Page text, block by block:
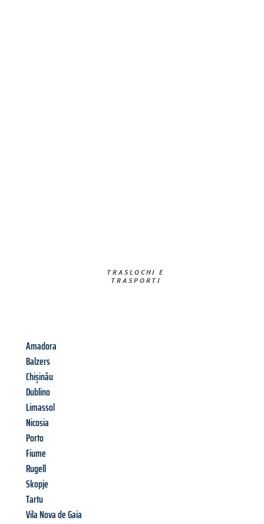
TRASLOCHI E
TRASPORTI​
Amadora
Balzers
Chișinău
Dublino
Limassol
Nicosia
Porto
Fiume
Rugell
Skopje
Tartu
Vila Nova de Gaia